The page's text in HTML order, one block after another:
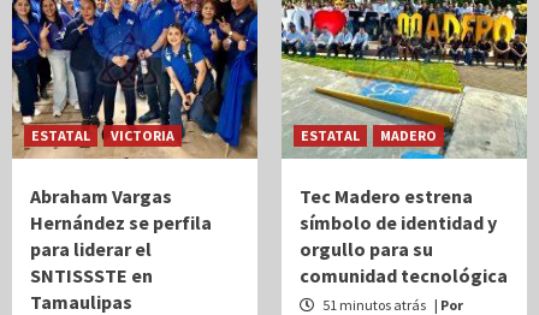
ESTATAL VICTORIA
Abraham Vargas
Hernández se perfila
para liderar el
SNTISSSTE en
Tamaulipas
ESTATAL MADERO
Tec Madero estrena
símbolo de identidad y
orgullo para su
comunidad tecnológica
51 minutos atrás | Por